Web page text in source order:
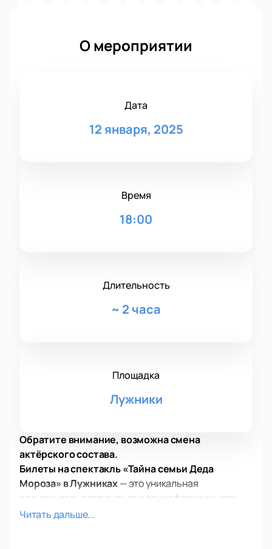
О мероприятии
Дата
12 января, 2025
Время
18:00
Длительность
~ 2 часа
Площадка
Лужники
Обратите внимание, возможна смена
актёрского состава.
Билеты на спектакль «Тайна семьи Деда
Мороза» в Лужниках— это уникальная
возможность погрузиться в атмосферу зимнего
волшебства и семейного уюта. С 25 декабря на
Читать дальше...